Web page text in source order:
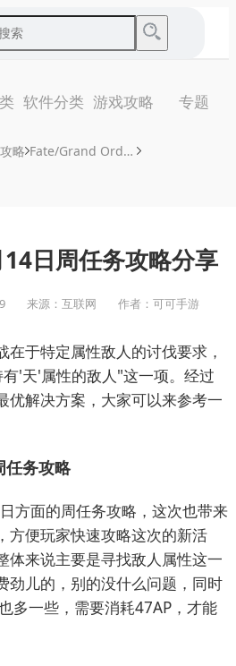
软件分类 游戏攻略 专题
略
Fate/Grand Order攻略
日周任务攻略分享
来源：互联网 作者：可可手游
在于特定属性敌人的讨伐要求，
'天'属性的敌人"这一项。经过
优解决方案，大家可以来参考一
任务攻略
方面的周任务攻略，这次也带来
方便玩家快速攻略这次的新活
体来说主要是寻找敌人属性这一
劲儿的，别的没什么问题，同时
多一些，需要消耗47AP，才能